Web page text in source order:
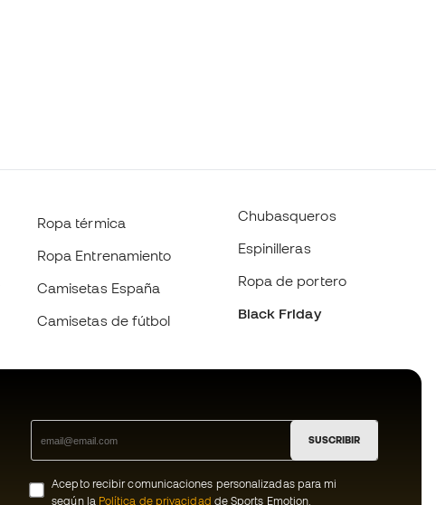
Ropa térmica
Ropa Entrenamiento
Camisetas España
Camisetas de fútbol
Chubasqueros
Espinilleras
Ropa de portero
Black Friday
SUSCRIBIR
Acepto recibir comunicaciones personalizadas para mi
según la Política de privacidad de Sports Emotion.